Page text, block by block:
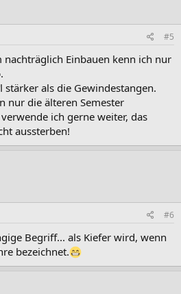
#5
nachträglich Einbauen kenn ich nur
stärker als die Gewindestangen.
nur die älteren Semester
ich gerne weiter, das
aussterben!
#6
Begriff... als Kiefer wird, wenn
bezeichnet.